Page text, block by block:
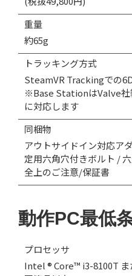
重量
約65g
トラッキング方式
SteamVR Trackingでの
※Base StationはValve社
に対応します
同梱物
アウトサイドイン対応ア
定用六角穴付きボルト /
全上のご注意/保証書
動作PC最低
プロセッサ
Intel ® Core™ i3-8100T ま